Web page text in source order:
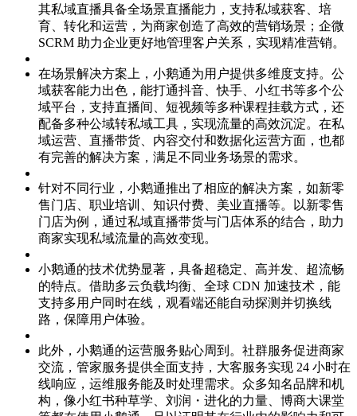
其私域直播具备全场景直播能力，支持私域获客、培
育、转化和运营，为商家创造了高效的营销场景；企微
SCRM 助力企业更好地管理客户关系，实现精准营销。
在场景解决方案上，小鹅通为用户提供多维度支持。公
域获客能力出色，能打通抖音、快手、小红书等多个公
域平台，支持直播间、短视频等多种课程挂载方式，还
配备多种公域转私域工具，实现流量的高效沉淀。在私
域运营、直播带货、内容交付和数据化运营方面，也都
有完善的解决方案，满足不同业务场景的需求。
针对不同行业，小鹅通推出了相应的解决方案，如新零
售门店、职业培训、知识付费、美业直播等。以新零售
门店为例，通过私域直播带货与门店体系的结合，助力
商家实现私域流量的高效变现。
小鹅通的技术优势显著，具备超稳定、高并发、超流畅
的特点。借助多云负载均衡、全球 CDN 加速技术，能
支持多用户同时在线，观看端还能自动探测并切换线
路，保障用户体验。
此外，小鹅通的运营服务贴心周到。社群服务促进商家
交流，管家服务提供全面支持，大客服务实现 24 小时在
线响应，运维服务能及时处理需求。众多知名品牌和机
构，像小红书种草学、刘润・进化的力量、博商大课堂